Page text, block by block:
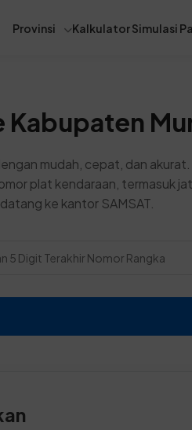
Provinsi Kalkulator Simulasi
Kabupaten
mudah, cepat, dan akurat.
plat kendaraan, termasuk
ke kantor SAMSAT.